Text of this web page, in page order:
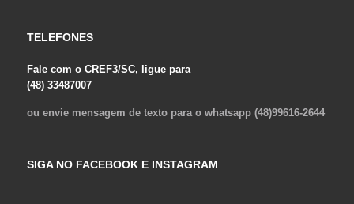
TELEFONES
Fale com o CREF3/SC, ligue para
(48) 33487007
ou envie mensagem de texto para o whatsapp (48)99616-2644
SIGA NO FACEBOOK E INSTAGRAM